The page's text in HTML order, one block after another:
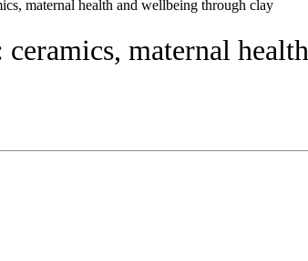
maternal health and wellbeing through clay
ceramics, maternal health